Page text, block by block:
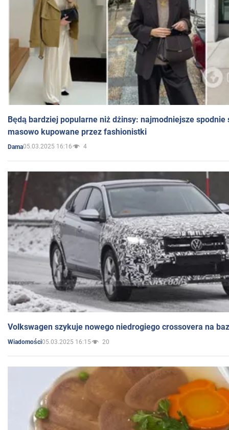
Będą bardziej popularne niż dżinsy: najmodniejsze spodnie
masowo kupowane przez fashionistki
Dama05.03.2025 16:16 4
Volkswagen szykuje nowego niedrogiego crossovera na
Wiadomości05.03.2025 16:15 20